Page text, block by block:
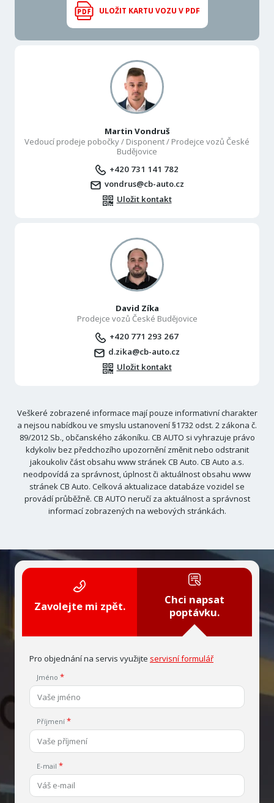
ULOŽIT KARTU VOZU V PDF
Martin Vondruš
Vedoucí prodeje pobočky / Disponent / Prodejce vozů České
Budějovice
+420 731 141 782
vondrus@cb-auto.cz
Uložit kontakt
David Zíka
Prodejce vozů České Budějovice
+420 771 293 267
d.zika@cb-auto.cz
Uložit kontakt
Veškeré zobrazené informace mají pouze informativní charakter
a nejsou nabídkou ve smyslu ustanovení §1732 odst. 2 zákona č.
89/2012 Sb., občanského zákoníku. CB AUTO si vyhrazuje právo
kdykoliv bez předchozího upozornění změnit nebo odstranit
jakoukoliv část obsahu www stránek CB Auto. CB Auto a.s.
neodpovídá za správnost, úplnost či aktuálnost obsahu www
stránek CB Auto. Celková aktualizace databáze vozidel se
provádí průběžně. CB AUTO neručí za aktuálnost a správnost
informací zobrazených na webových stránkách.
Zavolejte mi zpět.
Chci napsat
poptávku.
Pro objednání na servis využijte servisní formulář
Jméno
Příjmení
E-mail